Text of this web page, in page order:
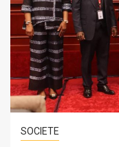
SOCIETE